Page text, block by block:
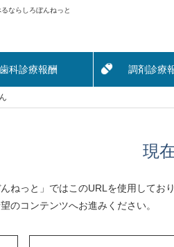
ならしろぼんねっと
歯科診療報酬 調剤診療
現
ねっと」ではこのURLを使用しており
のコンテンツへお進みください。